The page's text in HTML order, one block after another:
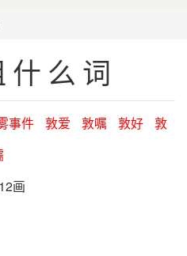
么词
事件 敦爱 敦嘱 敦好
敦
12画